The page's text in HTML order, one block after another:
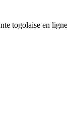
togolaise en